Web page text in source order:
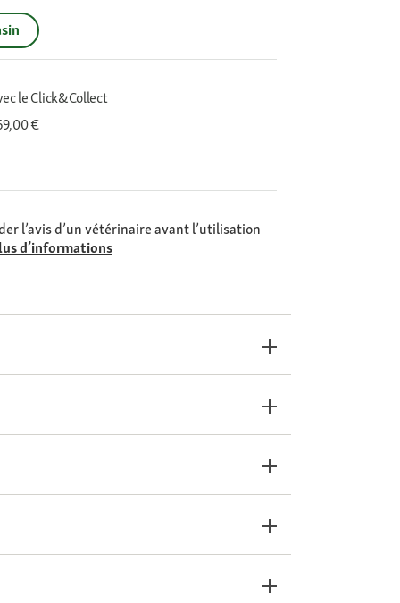
le Click&Collect
€
l’avis d’un vétérinaire avant l’utilisation
d’informations